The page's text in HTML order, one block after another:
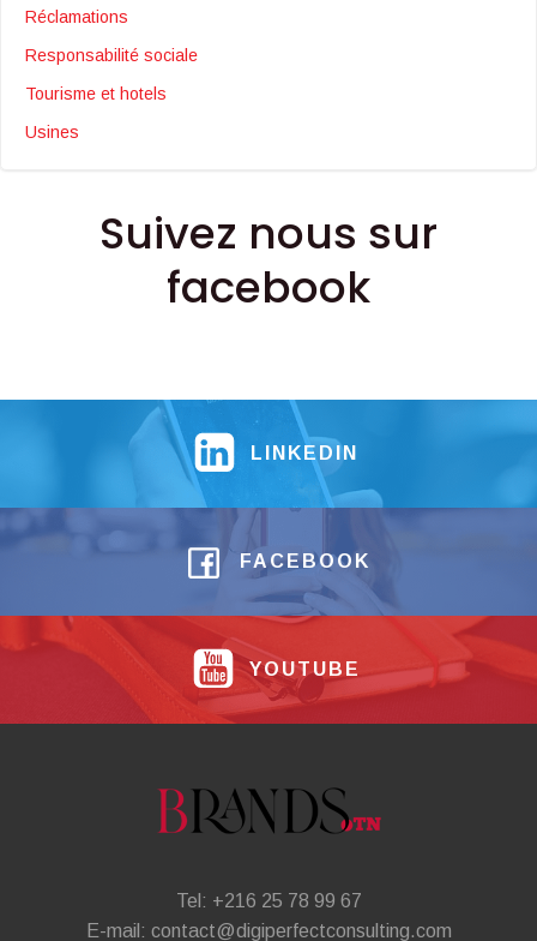
Réclamations
Responsabilité sociale
Tourisme et hotels
Usines
Suivez nous sur
facebook
LINKEDIN
FACEBOOK
YOUTUBE
Tel: +216 25 78 99 67
E-mail: contact@digiperfectconsulting.com